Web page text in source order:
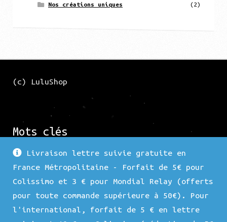
Livraison lettre suivie gratuite en
France Métropolitaine - Forfait de 5€ pour
Colissimo et 3 € pour Mondial Relay (offerts
pour toute commande supérieure à 50€). Pour
l'international, forfait de 5 € en lettre
Nos créations uniques (2)
(c) LuluShop
Mots clés
Nacre Porte Lunette Duo Doré
Superposition Force 3 Animaux Coeur Hématite